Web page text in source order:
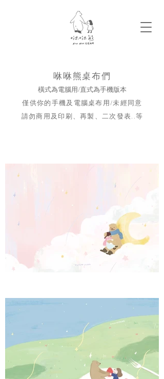
咻咻熊桌布們
橫式為電腦用/直式為手機版本
僅供你的手機及電腦桌布用/未經同意
請勿商用及印刷、再製、二次發表..等